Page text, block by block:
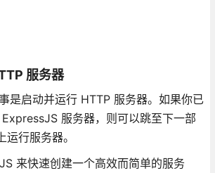
服务器
是启动并运行 HTTP 服务器。如果你已
服务器，则可以跳至下一部
行服务器。
来快速创建一个高效而简单的服务